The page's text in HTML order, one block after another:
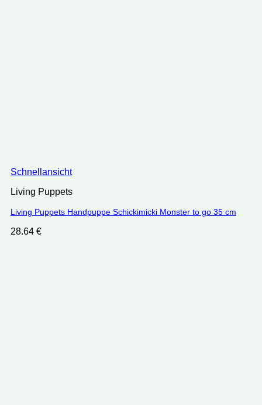
Schnellansicht
Living Puppets
Living Puppets Handpuppe Schickimicki Monster to go 35 cm
28.64 €